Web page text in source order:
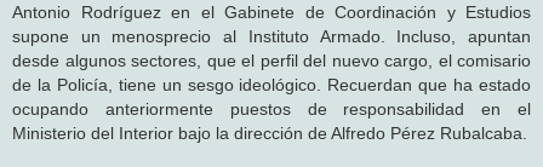
Antonio Rodríguez en el Gabinete de Coordinación y Estudios
supone un menosprecio al Instituto Armado. Incluso, apuntan
desde algunos sectores, que el perfil del nuevo cargo, el comisario
de la Policía, tiene un sesgo ideológico. Recuerdan que ha estado
ocupando anteriormente puestos de responsabilidad en el
Ministerio del Interior bajo la dirección de Alfredo Pérez Rubalcaba.